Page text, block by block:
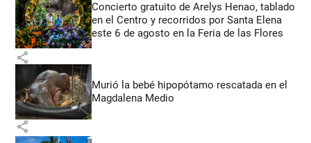
Concierto gratuito de Arelys Henao, tablado
en el Centro y recorridos por Santa Elena
este 6 de agosto en la Feria de las Flores
share
Murió la bebé hipopótamo rescatada en el
Magdalena Medio
share